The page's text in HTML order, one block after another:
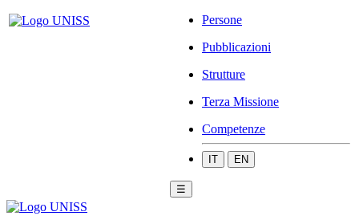
Persone
Pubblicazioni
Strutture
Terza Missione
Competenze
IT EN
☰